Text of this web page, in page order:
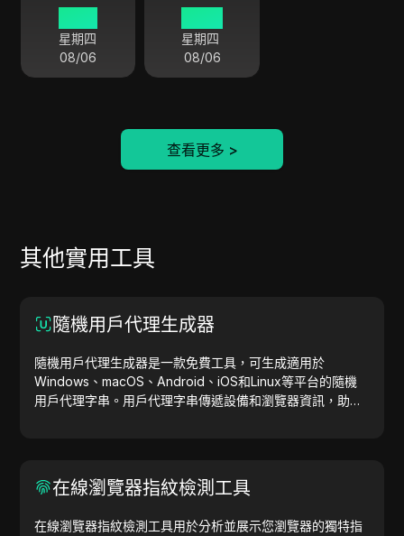
星期四
08/06
星期四
08/06
查看更多 >
其他實用工具
隨機用戶代理生成器
隨機用戶代理生成器是一款免費工具，可生成適用於
Windows、macOS、Android、iOS和Linux等平台的隨機
用戶代理字串。用戶代理字串傳遞設備和瀏覽器資訊，助力
在線瀏覽器指紋檢測工具
在線瀏覽器指紋檢測工具用於分析並展示您瀏覽器的獨特指